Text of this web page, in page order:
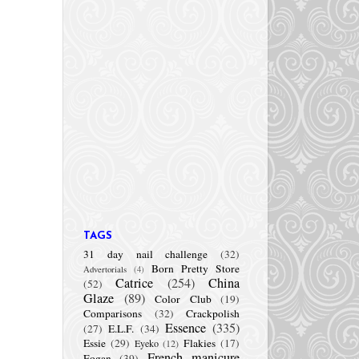
TAGS
31 day nail challenge (32)
Advertorials (4)
Born Pretty Store
(52)
Catrice (254)
China
Glaze (89) Color Club
(19)
Comparisons
(32)
Crackpolish
(27) E.L.F. (34) Essence (335)
Essie (29) Eyeko (12) Flakies (17)